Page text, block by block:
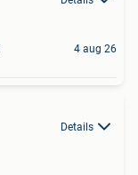
4 aug 26
Details